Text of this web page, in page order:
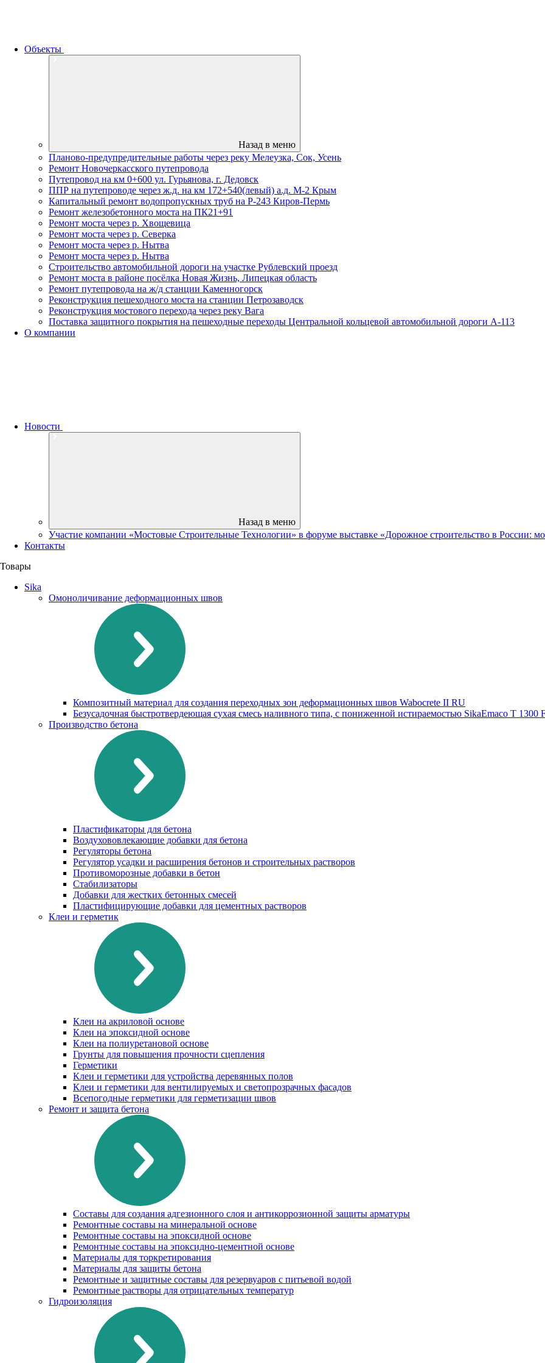
Объекты
Назад в меню
Планово-предупредительные работы через реку Мелеузка, Сок, Усень
Ремонт Новочеркасского путепровода
Путепровод на км 0+600 ул. Гурьянова, г. Дедовск
ППР на путепроводе через ж.д. на км 172+540(левый) а.д. М-2 Крым
Капитальный ремонт водопропускных труб на Р-243 Киров-Пермь
Ремонт железобетонного моста на ПК21+91
Ремонт моста через р. Хвощевица
Ремонт моста через р. Северка
Ремонт моста через р. Нытва
Ремонт моста через р. Нытва
Строительство автомобильной дороги на участке Рублевский проезд
Ремонт моста в районе посёлка Новая Жизнь, Липецкая область
Ремонт путепровода на ж/д станции Каменногорск
Реконструкция пешеходного моста на станции Петрозаводск
Реконструкция мостового перехода через реку Вага
Поставка защитного покрытия на пешеходные переходы Центральной кольцевой автомобильной дороги А-113
О компании
Новости
Назад в меню
Участие компании «Мостовые Строительные Технологии» в форуме выставке «Дорожное строительство в России:
Контакты
Товары
Sika
Омоноличивание деформационных швов
Композитный материал для создания переходных зон деформационных швов Waboсrete II RU
Безусадочная быстротвердеющая сухая смесь наливного типа, с пониженной истираемостью SikaEmaco T 1300
Производство бетона
Пластификаторы для бетона
Воздухововлекающие добавки для бетона
Регуляторы бетона
Регулятор усадки и расширения бетонов и строительных растворов
Противоморозные добавки в бетон
Стабилизаторы
Добавки для жестких бетонных смесей
Пластифицирующие добавки для цементных растворов
Клеи и герметик
Клеи на акриловой основе
Клеи на эпоксидной основе
Клеи на полиуретановой основе
Грунты для повышения прочности сцепления
Герметики
Клеи и герметики для устройства деревянных полов
Клеи и герметики для вентилируемых и светопрозрачных фасадов
Всепогодные герметики для герметизации швов
Ремонт и защита бетона
Составы для создания адгезионного слоя и антикоррозионной защиты арматуры
Ремонтные составы на минеральной основе
Ремонтные составы на эпоксидной основе
Ремонтные составы на эпоксидно-цементной основе
Материалы для торкретирования
Материалы для защиты бетона
Ремонтные и защитные составы для резервуаров с питьевой водой
Ремонтные растворы для отрицательных температур
Гидроизоляция